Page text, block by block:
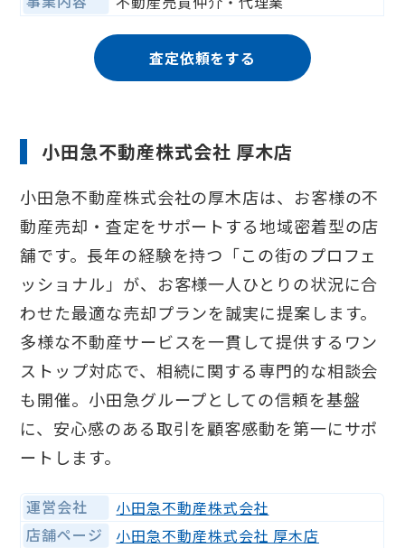
査定依頼をする
小田急不動産株式会社 厚木店
小田急不動産株式会社の厚木店は、お客様の不
動産売却・査定をサポートする地域密着型の店
舗です。長年の経験を持つ「この街のプロフェ
ッショナル」が、お客様一人ひとりの状況に合
わせた最適な売却プランを誠実に提案します。
多様な不動産サービスを一貫して提供するワン
ストップ対応で、相続に関する専門的な相談会
も開催。小田急グループとしての信頼を基盤
に、安心感のある取引を顧客感動を第一にサポ
ートします。
運営会社
小田急不動産株式会社
店舗ページ
小田急不動産株式会社 厚木店